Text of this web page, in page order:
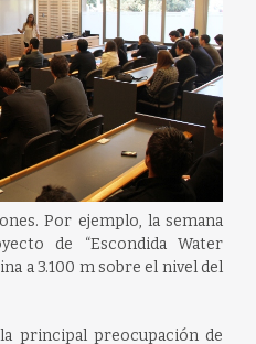
Por ejemplo, la semana
de “Escondida Water
a 3.100 m sobre el nivel del
principal preocupación de